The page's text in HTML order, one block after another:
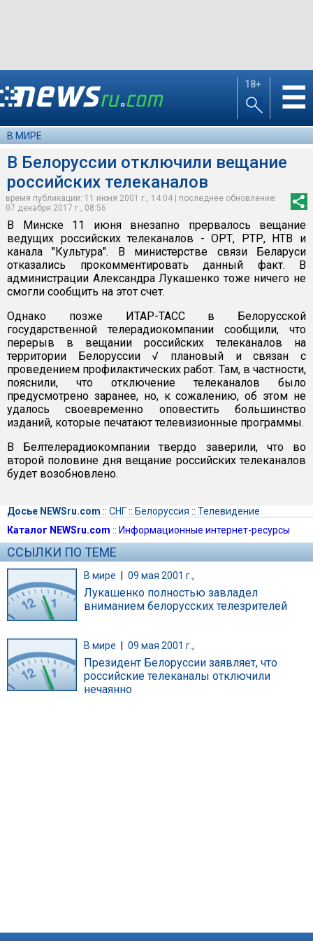
18+ ☰
В МИРЕ
В Белоруссии отключили вещание
российских телеканалов
время публикации: 11 июня 2001 г., 14:04 | последнее обновление:
07 декабря 2017 г., 08:56
В Минске 11 июня внезапно прервалось вещание
ведущих российских телеканалов - ОРТ, РТР, НТВ и
канала "Культура". В министерстве связи Беларуси
отказались прокомментировать данный факт. В
администрации Александра Лукашенко тоже ничего не
смогли сообщить на этот счет.
Однако позже ИТАР-ТАСС в Белорусской
государственной телерадиокомпании сообщили, что
перерыв в вещании российских телеканалов на
территории Белоруссии √ плановый и связан с
проведением профилактических работ. Там, в частности,
пояснили, что отключение телеканалов было
предусмотрено заранее, но, к сожалению, об этом не
удалось своевременно оповестить большинство
изданий, которые печатают телевизионные программы.
В Белтелерадиокомпании твердо заверили, что во
второй половине дня вещание российских телеканалов
будет возобновлено.
Досье NEWSru.com :: СНГ:: Белоруссия :: Телевидение
Каталог NEWSru.com :: Информационные интернет-ресурсы
ССЫЛКИ ПО ТЕМЕ
В мире 09 мая 2001 г.,
Лукашенко полностью завладел
вниманием белорусских телезрителей
В мире 09 мая 2001 г.,
Президент Белоруссии заявляет, что
российские телеканалы отключили
нечаянно